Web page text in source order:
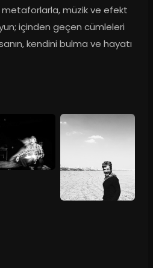
metaforlarla, müzik ve efekt
içinden geçen cümleleri
kendini bulma ve hayatı